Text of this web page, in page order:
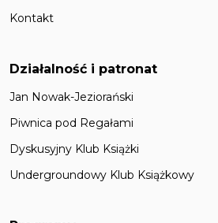
Kontakt
Działalność i patronat
Jan Nowak-Jeziorański
Piwnica pod Regałami
Dyskusyjny Klub Książki
Undergroundowy Klub Książkowy